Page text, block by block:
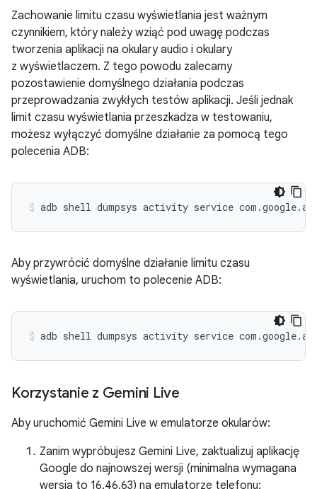
Zachowanie limitu czasu wyświetlania jest ważnym
czynnikiem, który należy wziąć pod uwagę podczas
tworzenia aplikacji na okulary audio i okulary
z wyświetlaczem. Z tego powodu zalecamy
pozostawienie domyślnego działania podczas
przeprowadzania zwykłych testów aplikacji. Jeśli jednak
limit czasu wyświetlania przeszkadza w testowaniu,
możesz wyłączyć domyślne działanie za pomocą tego
polecenia ADB:
Aby przywrócić domyślne działanie limitu czasu
wyświetlania, uruchom to polecenie ADB:
Korzystanie z Gemini Live
Aby uruchomić Gemini Live w emulatorze okularów:
Zanim wypróbujesz Gemini Live, zaktualizuj aplikację
Google do najnowszej wersji (minimalna wymagana
wersja to 16.46.63) na emulatorze telefonu: